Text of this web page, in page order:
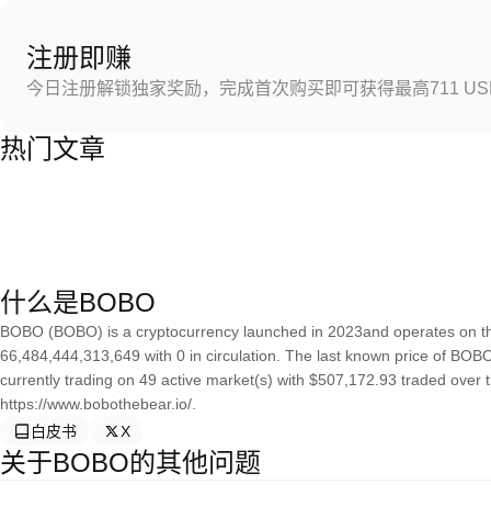
注册即赚
今日注册解锁独家奖励，完成首次购买即可获得最高711
热门文章
什么是BOBO
BOBO (BOBO) is a cryptocurrency launched in 2023and operates on
66,484,444,313,649 with 0 in circulation. The last known price of
currently trading on 49 active market(s) with $507,172.93 traded
https://www.bobothebear.io/.
白皮书
X
关于BOBO的其他问题